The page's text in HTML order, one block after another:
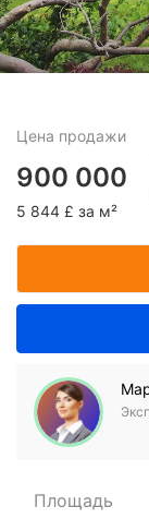
Цена продажи
900 000
5 844 £ за м²
Площадь